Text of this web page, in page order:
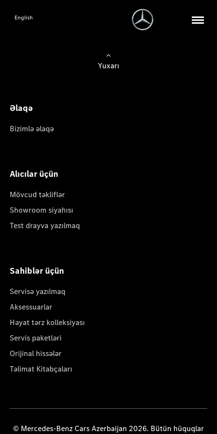
English
Yuxarı
Əlaqə
Bizimlə əlaqə
Alıcılar üçün
Mövcud təkliflər
Showroom siyahısı
Test drayva yazılmaq
Sahiblər üçün
Servisə yazılmaq
Aksessuarlar
Həyat tərz kolleksiyası
Servis paketləri
Orijinal hissələr
Təlimat Kitabçaları
© Mercedes-Benz Cars Azerbaijan 2026. Bütün hüquqlar